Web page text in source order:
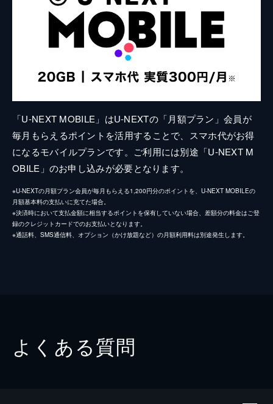
「U-NEXT MOBILE」はU-NEXTの「月額プラン」会員が
毎月もらえるポイントを活用することで、スマホ代がお得
になるモバイルプランです。ご利用には別途「U-NEXT M
OBILE」のお申し込みが必要となります。
※U-NEXTの月額プラン会員が毎月もらえる1,200円分のポイントを、U-NEXT MOBILEの
月額基本料の支払いに充てた場合。
※決済時において支払金額に相当するポイントを保有していない場合、差額分の料金はご登
録のクレジットカードでのお支払いとなります。
※通話料、SMS通信料、オプション（かけ放題など）の月額利用料は別途発生します。
よくある質問